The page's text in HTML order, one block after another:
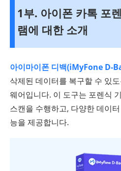
1부. 아이폰 카톡 포
램에 대한 소개
아이마이폰 디백(iMyFone D-
삭제된 데이터를 복구할 수 있
웨어입니다. 이 도구는 포렌식
스캔을 수행하고, 다양한 데이
능을 제공합니다.